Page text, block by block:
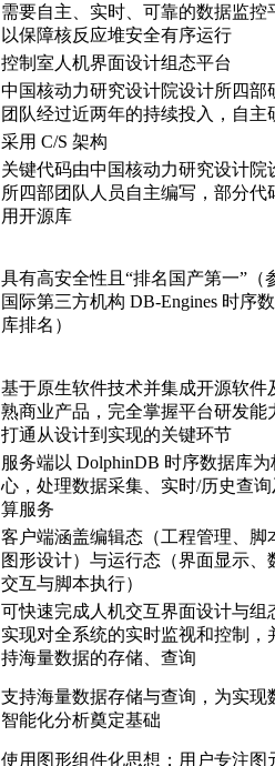
需要自主、实时、可靠的数据监控
以保障核反应堆安全有序运行
控制室人机界面设计组态平台
中国核动力研究设计院设计所四部
团队经过近两年的持续投入，自主
采用 C/S 架构
关键代码由中国核动力研究设计院
所四部团队人员自主编写，部分代
用开源库
具有高安全性且“排名国产第一”（
国际第三方机构 DB-Engines 时序
库排名）
基于原生软件技术并集成开源软件
熟商业产品，完全掌握平台研发能
打通从设计到实现的关键环节
服务端以 DolphinDB 时序数据库为
心，处理数据采集、实时/历史查
算服务
客户端涵盖编辑态（工程管理、脚
图形设计）与运行态（界面显示、
交互与脚本执行）
可快速完成人机交互界面设计与组
实现对全系统的实时监视和控制，
持海量数据的存储、查询
支持海量数据存储与查询，为实现
智能化分析奠定基础
使用图形组件化思想；用户专注图